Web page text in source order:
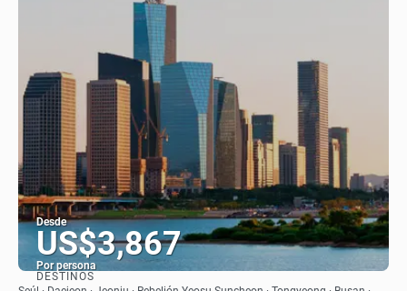
Desde
US$3,867
Por persona
DESTINOS